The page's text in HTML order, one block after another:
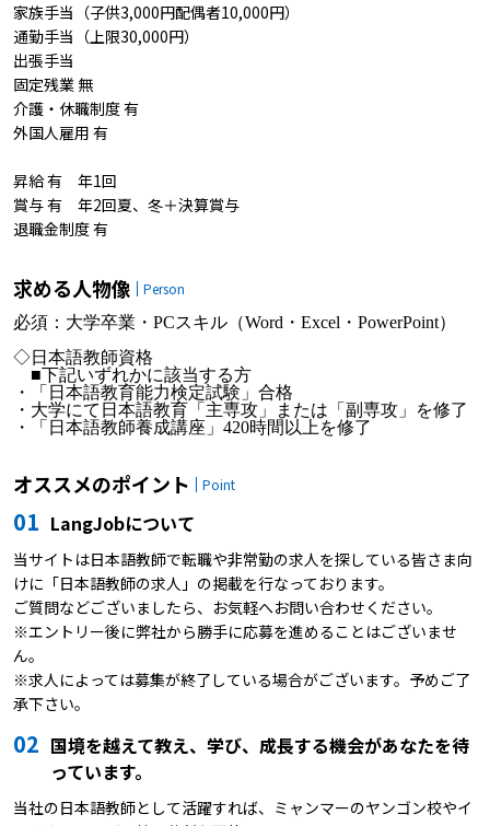
家族手当（子供3,000円配偶者10,000円）
通勤手当（上限30,000円）
出張手当
固定残業 無
介護・休職制度 有
外国人雇用 有
昇給 有 年1回
賞与 有 年2回夏、冬＋決算賞与
退職金制度 有
求める人物像
Person
必須：大学卒業・PCスキル（Word・Excel・PowerPoint）
◇日本語教師資格
■下記いずれかに該当する方
・「日本語教育能力検定試験」合格
・大学にて日本語教育「主専攻」または「副専攻」を修了
・「日本語教師養成講座」420時間以上を修了
オススメのポイント Point
01 LangJobについて
当サイトは日本語教師で転職や非常勤の求人を探している皆さま向
けに「日本語教師の求人」の掲載を行なっております。
ご質問などございましたら、お気軽へお問い合わせください。
※エントリー後に弊社から勝手に応募を進めることはございませ
ん。
※求人によっては募集が終了している場合がございます。予めご了
承下さい。
02 国境を越えて教え、学び、成長する機会があなたを待
っています。
当社の日本語教師として活躍すれば、ミャンマーのヤンゴン校やイ